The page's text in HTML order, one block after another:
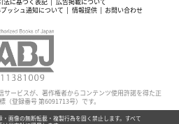
ッシュ通知について 情報提供 お問い合わせ
ービスが、著作権者からコンテンツ使用許諾を得た正
登録番号 第6091713号）です。
画像の無断転載・複製行為を固く禁止します。すべて